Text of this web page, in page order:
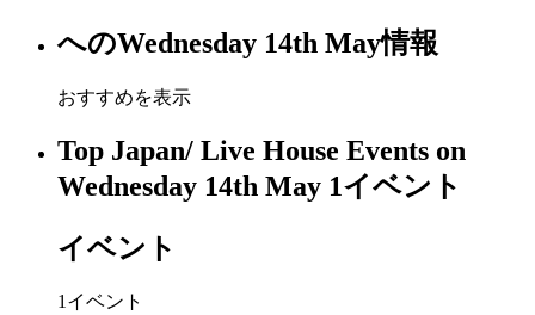
へのWednesday 14th May情報
おすすめを表示
Top Japan/ Live House Events on
Wednesday 14th May 1イベント
イベント
1イベント